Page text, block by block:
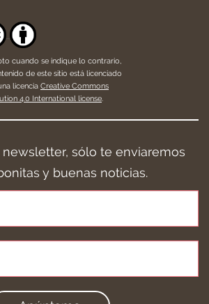
cuando se indique lo contrario,
de este sitio está licenciado
licencia Creative Commons
4.0 International license.
sólo te enviaremos
y buenas noticias.